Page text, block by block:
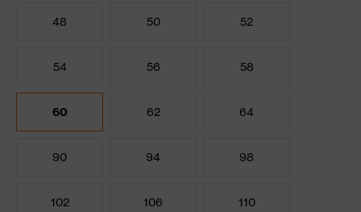
48 50 52
54 56 58
60 62 64
90 94 98
102 106 110